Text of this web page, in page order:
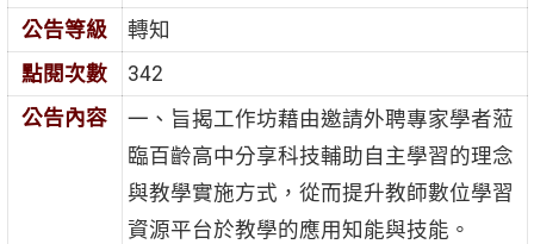
公告等級
轉知
點閱次數
342
公告內容
一、旨揭工作坊藉由邀請外聘專家學者蒞
臨百齡高中分享科技輔助自主學習的理念
與教學實施方式，從而提升教師數位學習
資源平台於教學的應用知能與技能。